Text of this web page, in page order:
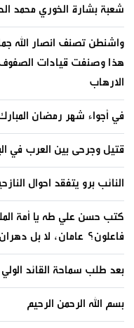
شعبة بشارة الخوري محمد
واشنطن تصنف انصار الله
هذا وصنفت قيادات الصفوف
الارهاب
في أجواء شهر رمضان
قتيل وجرحى بين العرب في
النائب برو يتفقد احوال
كتب حسن علي طه يا أمة
فاعلون؟ عامان، لا بل
بعد طلب سماحة القائد
بسم الله الرحمن الرحيم